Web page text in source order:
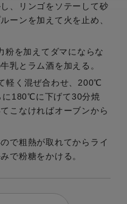
、リンゴをソテーして砂
ーンを加えて火を止め、
粉を加えてダマにならな
乳とラム酒を加える。
軽く混ぜ合わせ、200℃
に180℃に下げて30分焼
こなければオーブンから
で粗熱が取れてからライ
で粉糖をかける。